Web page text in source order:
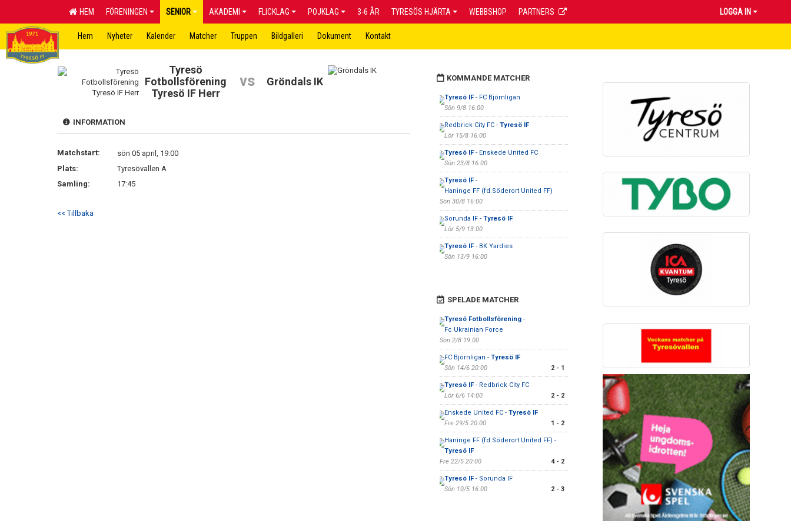
HEM FÖRENINGEN SENIOR AKADEMI FLICKLAG POJKLAG 3-6 ÅR TYRESÖS HJÄRTA WEBBSHOP PARTNERS LOGGA IN
Hem Nyheter Kalender Matcher Truppen Bildgalleri Dokument Kontakt
Tyresö
Fotbollsförening
Tyresö IF Herr
vs Gröndals IK
INFORMATION
Matchstart:
sön 05 april, 19:00
Plats:
Tyresövallen A
Samling:
17:45
<< Tillbaka
KOMMANDE MATCHER
Tyresö IF- FC Björnligan
Sön 9/8 16:00
Redbrick City FC - Tyresö IF
Lör 15/8 16:00
Tyresö IF- Enskede United FC
Sön 23/8 16:00
Tyresö IF-
Haninge FF (fd.Söderort United FF)
Sön 30/8 16:00
Sorunda IF - Tyresö IF
Lör 5/9 13:00
Tyresö IF- BK Yardies
Sön 13/9 16:00
SPELADE MATCHER
Tyresö Fotbollsförening-
Fc Ukrainian Force
Sön 2/8 19:00
FC Björnligan - Tyresö IF
Sön 14/6 20:00
2 - 1
Tyresö IF- Redbrick City FC
Lör 6/6 14:00
2 - 2
Enskede United FC - Tyresö IF
Fre 29/5 20:00
1 - 2
Haninge FF (fd.Söderort United FF) -
Tyresö IF
Fre 22/5 20:00
4 - 2
Tyresö IF- Sorunda IF
Sön 10/5 16:00
2 - 3